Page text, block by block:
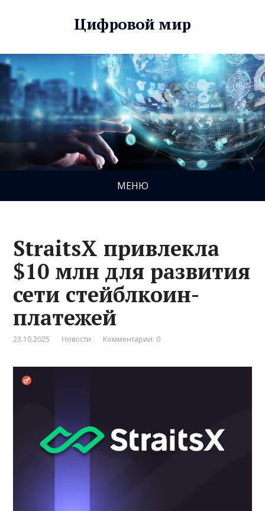
Цифровой мир
МЕНЮ
StraitsX привлекла
$10 млн для развития
сети стейблкоин-
платежей
23.10.2025 Новости Комментарии: 0